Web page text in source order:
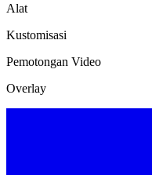
Alat
Kustomisasi
Pemotongan Video
Overlay